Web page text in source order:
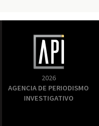
2026
AGENCIA DE PERIODISMO
INVESTIGATIVO